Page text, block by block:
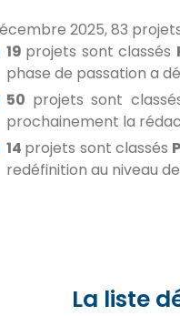
2025, 83
19 projets sont classés
phase de passation a
50 projets sont
prochainement la
14 projets sont classés
redéfinition au niveau
La liste